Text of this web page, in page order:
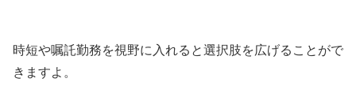
時短や嘱託勤務を視野に入れると選択肢を広げることがで
きますよ。